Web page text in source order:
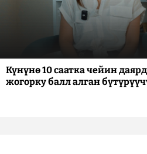
Күнүнө 10 саатка чейин
жогорку балл алган